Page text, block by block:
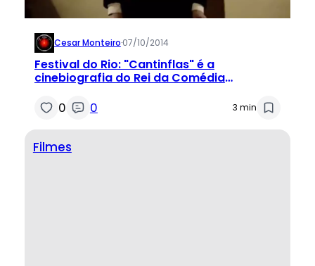
Cesar Monteiro·07/10/2014
Festival do Rio: "Cantinflas" é a
cinebiografia do Rei da Comédia
0 0 3 min
Filmes